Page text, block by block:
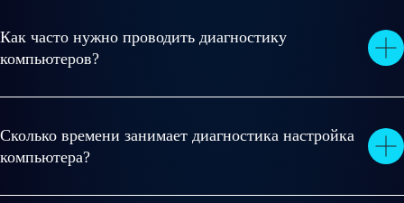
Как часто нужно проводить диагностику
компьютеров?
Сколько времени занимает диагностика настройка
компьютера?